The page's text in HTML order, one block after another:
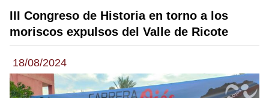
III Congreso de Historia en torno a los
moriscos expulsos del Valle de Ricote
18/08/2024